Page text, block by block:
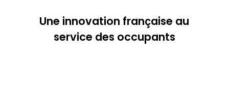
Une innovation française au
service des occupants